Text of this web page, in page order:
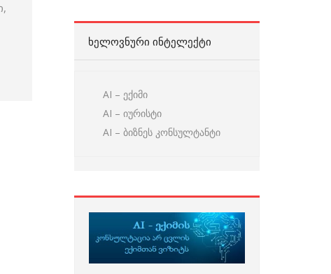
ᲮᲔᲚᲝᲕᲜᲣᲠᲘ ᲘᲜᲢᲔᲚᲔᲥᲢᲘ
AI – ექიმი
AI – იურისტი
AI – ბიზნეს კონსულტანტი